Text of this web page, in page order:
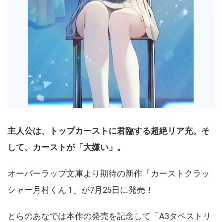
主人公は、トップカーストに君臨する超絶リア充。そ
して、カーストが「大嫌い」。
オーバーラップ文庫より期待の新作「カーストクラッ
シャー月村くん 1」が7月25日に発売！
とらのあなでは本作の発売を記念して「A3タペストリ